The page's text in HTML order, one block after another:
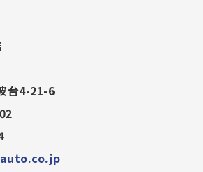
台4-21-6